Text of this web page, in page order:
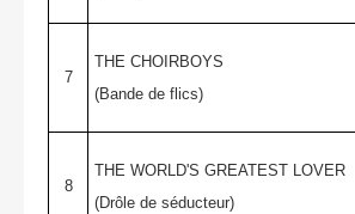
7
THE CHOIRBOYS
(Bande de flics)
8
THE WORLD'S GREATEST LOVER
(Drôle de séducteur)